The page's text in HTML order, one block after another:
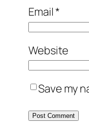
Email*
Website
Save my